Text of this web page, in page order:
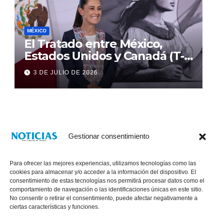
Gestionar consentimiento
Para ofrecer las mejores experiencias, utilizamos tecnologías como las
cookies para almacenar y/o acceder a la información del dispositivo. El
consentimiento de estas tecnologías nos permitirá procesar datos como el
comportamiento de navegación o las identificaciones únicas en este sitio.
No consentir o retirar el consentimiento, puede afectar negativamente a
ciertas características y funciones.
MÉXICO
El Tratado entre México,
Estados Unidos y Canadá (T-
MEC) se mantiene hasta el
2036: Presidenta Claudia
Sheinbaum
3 DE JULIO DE 2026
® Derechos Reservados 2026|